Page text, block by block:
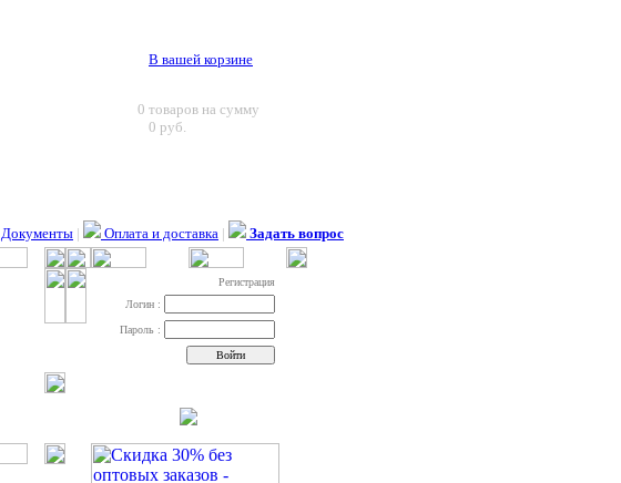
В вашей корзине
0 товаров на сумму
0 руб.
Документы | Оплата и доставка | Задать вопрос
Регистрация
Логин :
Пароль :